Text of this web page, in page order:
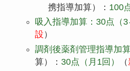
携指導加算）： 100
吸入指導加算：30点（3
設 ）
調剤後薬剤管理指導加
算）： 30点（月1回） （